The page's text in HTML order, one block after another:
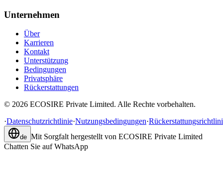
Unternehmen
Über
Karrieren
Kontakt
Unterstützung
Bedingungen
Privatsphäre
Rückerstattungen
© 2026 ECOSIRE Private Limited. Alle Rechte vorbehalten.
·Datenschutzrichtlinie·Nutzungsbedingungen·
de Mit Sorgfalt hergestellt von ECOSIRE Private Limited
Chatten Sie auf WhatsApp